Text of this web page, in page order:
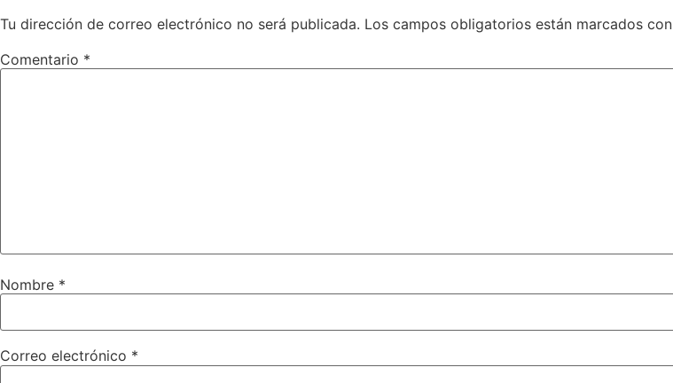
Tu dirección de correo electrónico no será publicada. Los campos obligatorios están marcados con
Comentario *
Nombre *
Correo electrónico *